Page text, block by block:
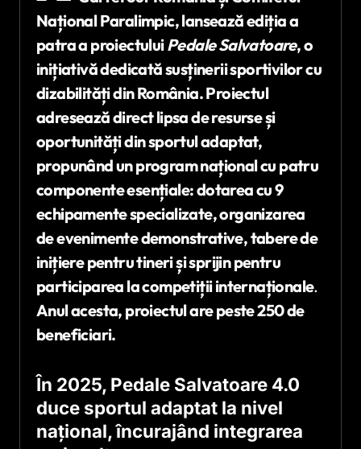
Național Paralimpic, lansează ediția a
patra a proiectuluiPedale Salvatoare, o
inițiativădedicatăsusținerii sportivilor cu
dizabilități din România. Proiectul
adresează direct lipsa de resurse și
oportunități din sportul adaptat,
propunând un program național cu patru
componente esențiale: dotarea cu 9
echipamente specializate, organizarea
de evenimente demonstrative, tabere de
inițiere pentru tineri și sprijin pentru
participarea la competiții internaționale.
Anul acesta, proiectul are peste 250 de
beneficiari.
În 2025, Pedale Salvatoare 4.0
duce sportul adaptat la nivel
național,încurajând integrarea